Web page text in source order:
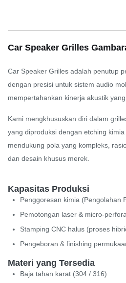
Car Speaker Grilles
Car Speaker Grilles adalah penutup
dengan presisi untuk sistem audio
mempertahankan kinerja akustik
Kami mengkhususkan diri dalam
yang diproduksi dengan etching
mendukung pola yang kompleks,
dan desain khusus merek.
Kapasitas Produksi
Penggoresan kimia (Pengolahan
Pemotongan laser & micro-
Stamping CNC halus (proses
Pengeboran & finishing
Materi yang Tersedia
Baja tahan karat (304 / 316)